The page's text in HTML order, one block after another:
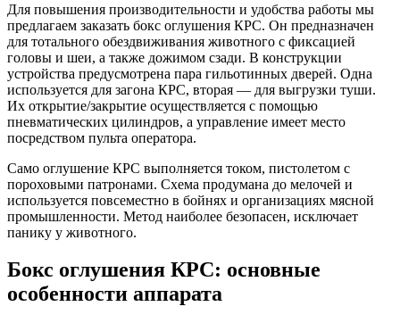
Для повышения производительности и удобства работы мы
предлагаем заказать бокс оглушения КРС. Он предназначен
для тотального обездвиживания животного с фиксацией
головы и шеи, а также дожимом сзади. В конструкции
устройства предусмотрена пара гильотинных дверей. Одна
используется для загона КРС, вторая — для выгрузки туши.
Их открытие/закрытие осуществляется с помощью
пневматических цилиндров, а управление имеет место
посредством пульта оператора.
Само оглушение КРС выполняется током, пистолетом с
пороховыми патронами. Схема продумана до мелочей и
используется повсеместно в бойнях и организациях мясной
промышленности. Метод наиболее безопасен, исключает
панику у животного.
Бокс оглушения КРС: основные
особенности аппарата